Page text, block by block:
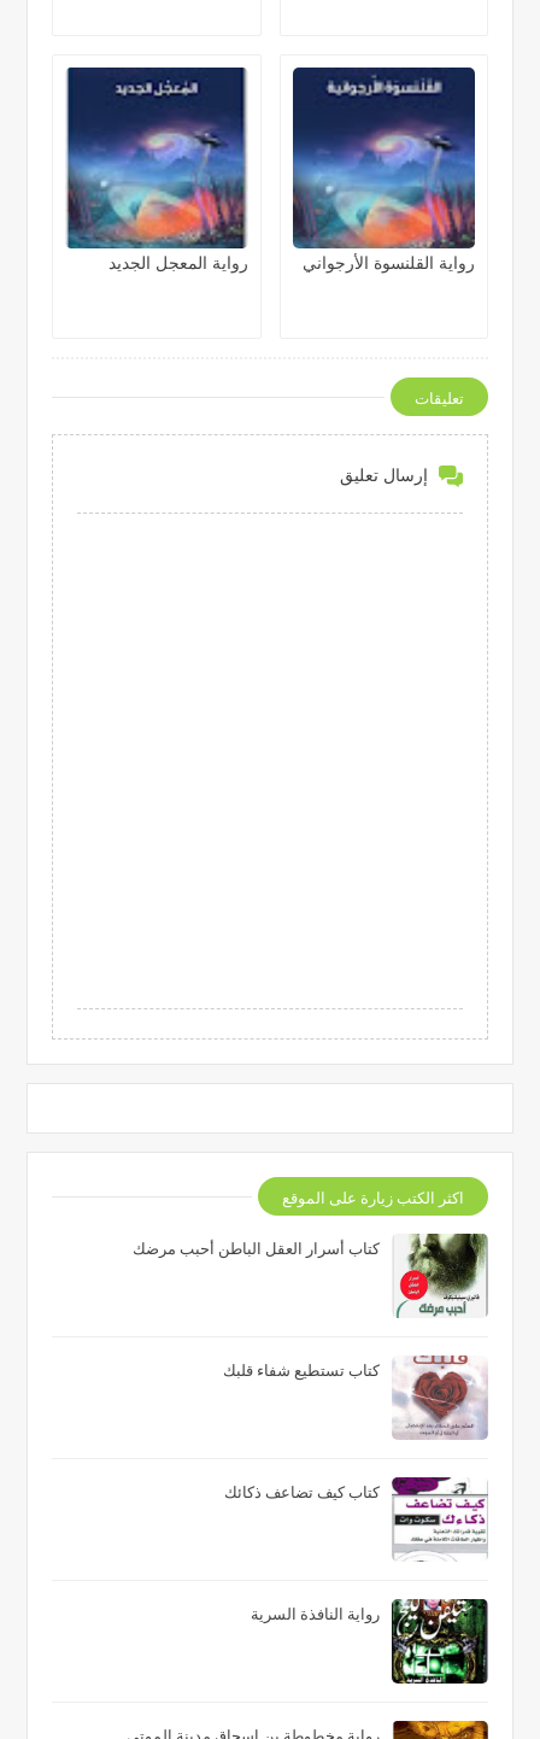
رواية القلنسوة الأرجواني رواية المعجل الجديد
تعليقات
إرسال تعليق
اكثر الكتب زيارة على الموقع
كتاب أسرار العقل الباطن أحبب مرضك
كتاب تستطيع شفاء قلبك
كتاب كيف تضاعف ذكائك
رواية النافذة السرية